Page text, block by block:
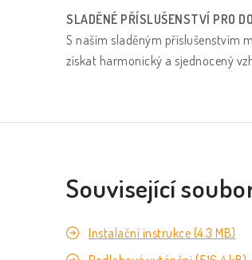
SLADĚNÉ PŘÍSLUŠENSTVÍ PRO
S naším sladěným příslušenstvím
získat harmonický a sjednocený
Související
Instalační instrukce (4.3 MB)